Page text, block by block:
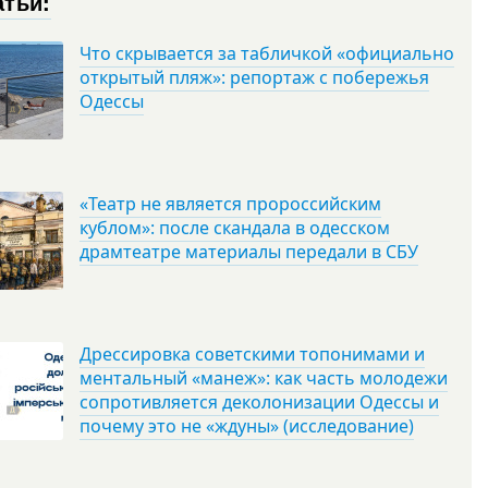
Что скрывается за табличкой «официально
открытый пляж»: репортаж с побережья
Одессы
«Театр не является пророссийским
кублом»: после скандала в одесском
драмтеатре материалы передали в СБУ
Дрессировка советскими топонимами и
ментальный «манеж»: как часть молодежи
сопротивляется деколонизации Одессы и
почему это не «ждуны» (исследование)